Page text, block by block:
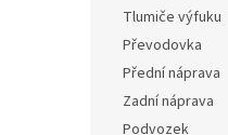
Tlumiče výfuku
Převodovka
Přední náprava
Zadní náprava
Podvozek